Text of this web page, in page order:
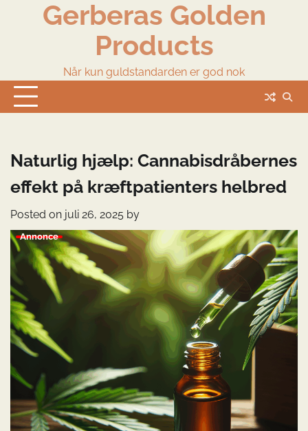
Gerberas Golden
Products
Når kun guldstandarden er god nok
Naturlig hjælp: Cannabisdråbernes
effekt på kræftpatienters helbred
Posted on juli 26, 2025 by
Annonce